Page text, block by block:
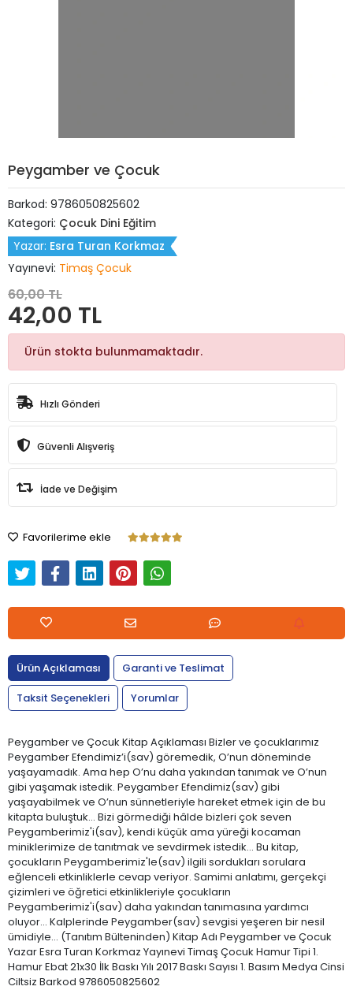
Peygamber ve Çocuk
Barkod: 9786050825602
Kategori: Çocuk Dini Eğitim
Yazar: Esra Turan Korkmaz
Yayınevi: Timaş Çocuk
60,00 TL
42,00 TL
Ürün stokta bulunmamaktadır.
Hızlı Gönderi
Güvenli Alışveriş
İade ve Değişim
Favorilerime ekle
Ürün Açıklaması
Garanti ve Teslimat
Taksit Seçenekleri
Yorumlar
Peygamber ve Çocuk Kitap Açıklaması Bizler ve çocuklarımız
Peygamber Efendimiz’i(sav) göremedik, O’nun döneminde
yaşayamadık. Ama hep O’nu daha yakından tanımak ve O’nun
gibi yaşamak istedik. Peygamber Efendimiz(sav) gibi
yaşayabilmek ve O’nun sünnetleriyle hareket etmek için de bu
kitapta buluştuk… Bizi görmediği hâlde bizleri çok seven
Peygamberimiz'i(sav), kendi küçük ama yüreği kocaman
miniklerimize de tanıtmak ve sevdirmek istedik… Bu kitap,
çocukların Peygamberimiz'le(sav) ilgili sordukları sorulara
eğlenceli etkinliklerle cevap veriyor. Samimi anlatımı, gerçekçi
çizimleri ve öğretici etkinlikleriyle çocukların
Peygamberimiz'i(sav) daha yakından tanımasına yardımcı
oluyor... Kalplerinde Peygamber(sav) sevgisi yeşeren bir nesil
ümidiyle… (Tanıtım Bülteninden) Kitap Adı Peygamber ve Çocuk
Yazar Esra Turan Korkmaz Yayınevi Timaş Çocuk Hamur Tipi 1.
Hamur Ebat 21x30 İlk Baskı Yılı 2017 Baskı Sayısı 1. Basım Medya Cinsi
Ciltsiz Barkod 9786050825602